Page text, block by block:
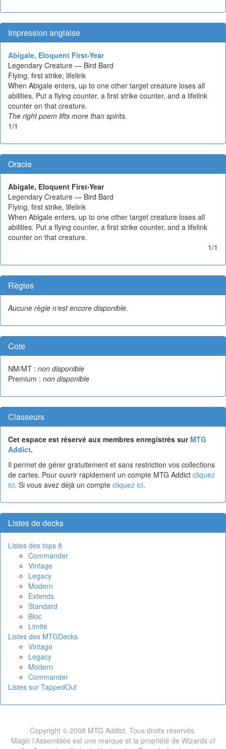
Impression anglaise
Abigale, Eloquent First-Year
Legendary Creature — Bird Bard
Flying, first strike, lifelink
When Abigale enters, up to one other target creature loses all
abilities. Put a flying counter, a first strike counter, and a lifelink
counter on that creature.
The right poem lifts more than spirits.
1/1
Oracle
Abigale, Eloquent First-Year
Legendary Creature — Bird Bard
Flying, first strike, lifelink
When Abigale enters, up to one other target creature loses all
abilities. Put a flying counter, a first strike counter, and a lifelink
counter on that creature.
1/1
Règles
Aucune règle n'est encore disponible.
Cote
NM/MT : non disponible
Premium : non disponible
Classeurs
Cet espace est réservé aux membres enregistrés sur MTG
Addict.
Il permet de gérer gratuitement et sans restriction vos collections
de cartes. Pour ouvrir rapidement un compte MTG Addict cliquez
ici. Si vous avez déjà un compte cliquez ici.
Listes de decks
Listes des tops 8
Commander
Vintage
Legacy
Modern
Extends
Standard
Bloc
Limité
Listes des MTGDecks
Vintage
Legacy
Modern
Commander
Listes sur TappedOut
Copyright © 2008 MTG Addict. Tous droits réservés.
Magic l'Assemblée est une marque et la propriété de Wizards of